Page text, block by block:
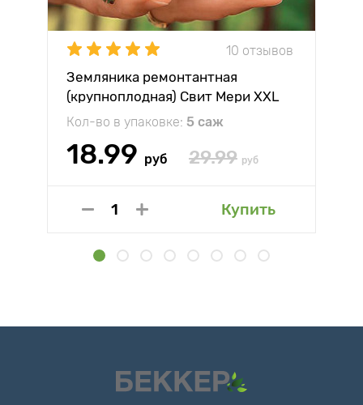
10 отзывов
Земляника ремонтантная
(крупноплодная) Свит Мери XXL
Кол-во в упаковке: 5 саж
18.99 руб 29.99 руб
Купить